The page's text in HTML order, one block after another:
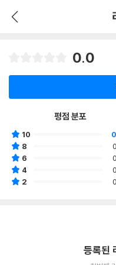
0.0
평점 분포
10
8
6
4
2
등록된